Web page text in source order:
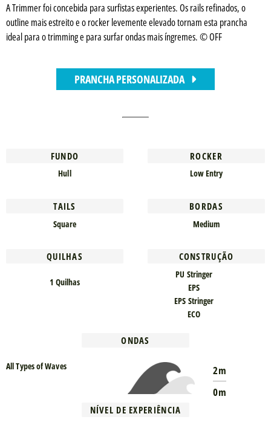
A Trimmer foi concebida para surfistas experientes. Os rails refinados, o
outline mais estreito e o rocker levemente elevado tornam esta prancha
ideal para o trimming e para surfar ondas mais íngremes. © OFF
PRANCHA PERSONALIZADA
FUNDO
Hull
ROCKER
Low Entry
TAILS
Square
BORDAS
Medium
QUILHAS
1 Quilhas
CONSTRUÇÃO
PU Stringer
EPS
EPS Stringer
ECO
ONDAS
All Types of Waves
2m
0m
NÍVEL DE EXPERIÊNCIA